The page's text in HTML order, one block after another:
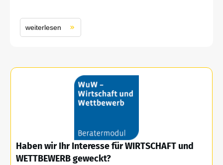
weiterlesen
Haben wir Ihr Interesse für WIRTSCHAFT und
WETTBEWERB geweckt?